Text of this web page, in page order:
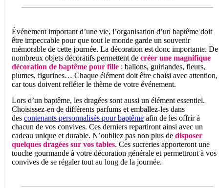
Événement important d’une vie, l’organisation d’un baptême doit
être impeccable pour que tout le monde garde un souvenir
mémorable de cette journée. La décoration est donc importante. De
nombreux objets décoratifs permettent de créer une magnifique
décoration de baptême pour fille : ballons, guirlandes, fleurs,
plumes, figurines… Chaque élément doit être choisi avec attention,
car tous doivent refléter le thème de votre événement.
Lors d’un baptême, les dragées sont aussi un élément essentiel.
Choisissez-en de différents parfums et emballez-les dans
des contenants personnalisés pour baptême afin de les offrir à
chacun de vos convives. Ces derniers repartiront ainsi avec un
cadeau unique et durable. N’oubliez pas non plus de disposer
quelques dragées sur vos tables. Ces sucreries apporteront une
touche gourmande à votre décoration générale et permettront à vos
convives de se régaler tout au long de la journée.